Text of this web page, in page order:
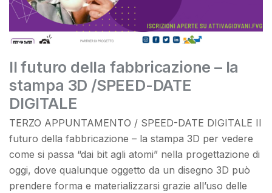
Il futuro della fabbricazione – la
stampa 3D /SPEED-DATE
DIGITALE
TERZO APPUNTAMENTO / SPEED-DATE DIGITALE Il
futuro della fabbricazione – la stampa 3D per vedere
come si passa “dai bit agli atomi” nella progettazione di
oggi, dove qualunque oggetto da un disegno 3D può
prendere forma e materializzarsi grazie all’uso delle